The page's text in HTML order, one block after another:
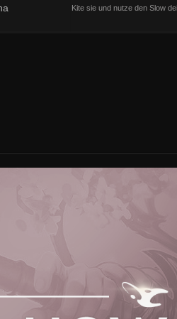
Kite sie und nutze den Slow